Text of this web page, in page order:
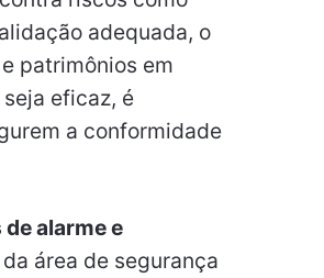
adequada, o
patrimônios em
seja eficaz, é
a conformidade
alarme e
área de segurança